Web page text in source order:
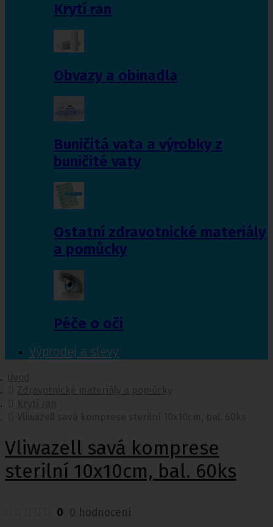
Krytí ran
Obvazy a obinadla
Buničitá vata a výrobky z
buničité vaty
Ostatní zdravotnické materiály
a pomůcky
Péče o oči
Výprodej a slevy
Vliwazell savá komprese
sterilní 10x10cm, bal. 60ks
0 0 hodnocení